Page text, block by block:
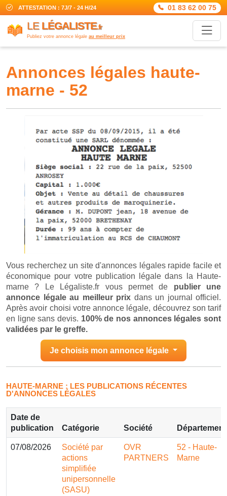
ATTESTATION : 7J/7 - 24 H/24 01 83 62 00 75
LE LÉGALISTE.fr
Publiez votre annonce légale au meilleur prix
annonces légales haute-
marne - 52
Vous recherchez un site d'annonces légales rapide facile et
économique pour votre publication légale dans la Haute-
marne ? Le Légaliste.fr vous permet de publier une
annonce légale au meilleur prix dans un journal officiel.
Après avoir choisi votre annonce légale, découvrez son tarif
en ligne sans devis. 100% de nos annonces légales sont
validées par le greffe.
Je choisis mon annonce légale
HAUTE-MARNE : LES PUBLICATIONS RÉCENTES
D'ANNONCES LÉGALES
Date de
publication
Catégorie Société Département
07/08/2026
Société par
actions
simplifiée
unipersonnelle
(SASU)
OVR
PARTNERS
52 - Haute-
Marne